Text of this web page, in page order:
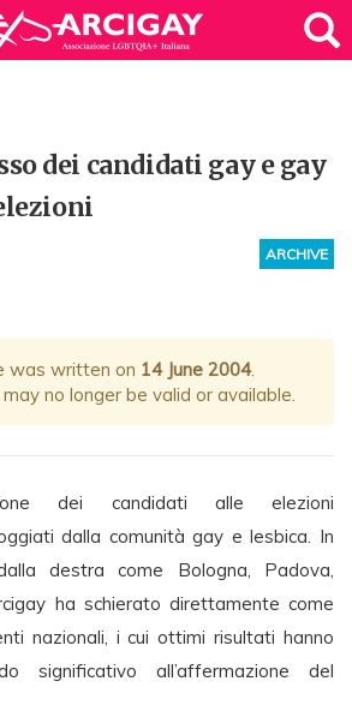
dei candidati gay e gay
ARCHIVE
was written on 14 June 2004.
no longer be valid or available.
dei candidati alle elezioni
dalla comunità gay e lesbica. In
destra come Bologna, Padova,
ha schierato direttamente come
nazionali, i cui ottimi risultati hanno
significativo all’affermazione del